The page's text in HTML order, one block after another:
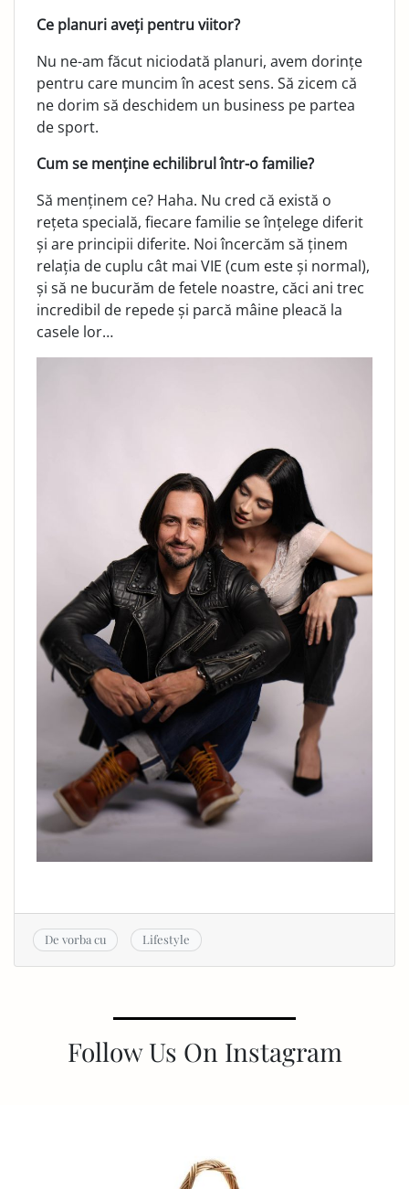
Ce planuri aveți pentru viitor?
Nu ne-am făcut niciodată planuri, avem dorințe
pentru care muncim în acest sens. Să zicem că
ne dorim să deschidem un business pe partea
de sport.
Cum se menține echilibrul într-o familie?
Să menținem ce? Haha. Nu cred că există o
rețeta specială, fiecare familie se înțelege diferit
și are principii diferite. Noi încercăm să ținem
relația de cuplu cât mai VIE (cum este și normal),
și să ne bucurăm de fetele noastre, căci ani trec
incredibil de repede și parcă mâine pleacă la
casele lor…
De vorba cu Lifestyle
Follow Us On Instagram